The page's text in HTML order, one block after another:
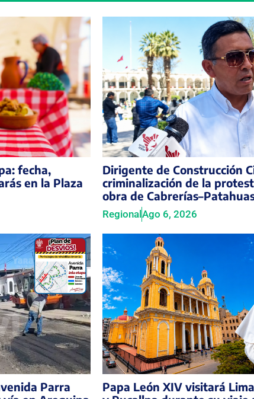
fecha,
en la Plaza
Dirigente de Construcción
criminalización de la
obra de
Regional Ago 6, 2026
Parra
Papa León XIV visitará